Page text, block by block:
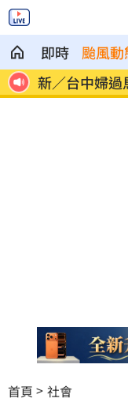
即時 颱風動
新／台中婦過
死
首頁 社會